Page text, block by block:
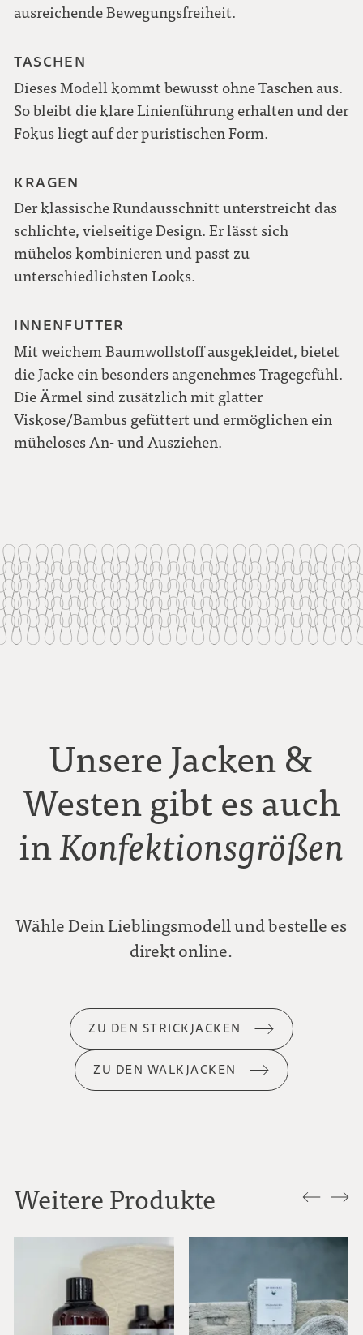
ausreichende Bewegungsfreiheit.
TASCHEN
Dieses Modell kommt bewusst ohne Taschen aus.
So bleibt die klare Linienführung erhalten und der
Fokus liegt auf der puristischen Form.
KRAGEN
Der klassische Rundausschnitt unterstreicht das
schlichte, vielseitige Design. Er lässt sich
mühelos kombinieren und passt zu
unterschiedlichsten Looks.
INNENFUTTER
Mit weichem Baumwollstoff ausgekleidet, bietet
die Jacke ein besonders angenehmes Tragegefühl.
Die Ärmel sind zusätzlich mit glatter
Viskose/Bambus gefüttert und ermöglichen ein
müheloses An- und Ausziehen.
Unsere Jacken &
Westen gibt es auch
inKonfektionsgrößen
Wähle Dein Lieblingsmodell und bestelle es
direkt online.
ZU DEN STRICKJACKEN
ZU DEN WALKJACKEN
Weitere Produkte